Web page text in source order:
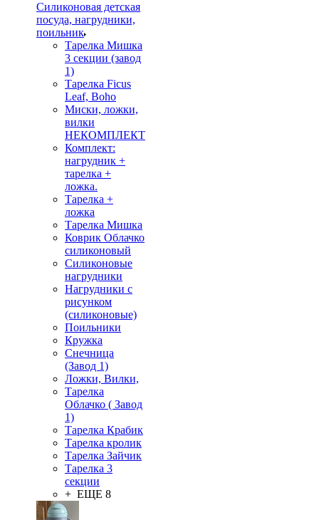
Силиконовая детская
посуда, нагрудники,
поильник
Тарелка Мишка
3 секции (завод
1)
Тарелка Ficus
Leaf, Boho
Миски, ложки,
вилки
НЕКОМПЛЕКТ
Комплект:
нагрудник +
тарелка +
ложка.
Тарелка +
ложка
Тарелка Мишка
Коврик Облачко
силиконовый
Силиконовые
нагрудники
Нагрудники с
рисунком
(силиконовые)
Поильники
Кружка
Снечница
(Завод 1)
Ложки, Вилки,
Тарелка
Облачко ( Завод
1)
Тарелка Крабик
Тарелка кролик
Тарелка Зайчик
Тарелка 3
секции
+ ЕЩЕ 8